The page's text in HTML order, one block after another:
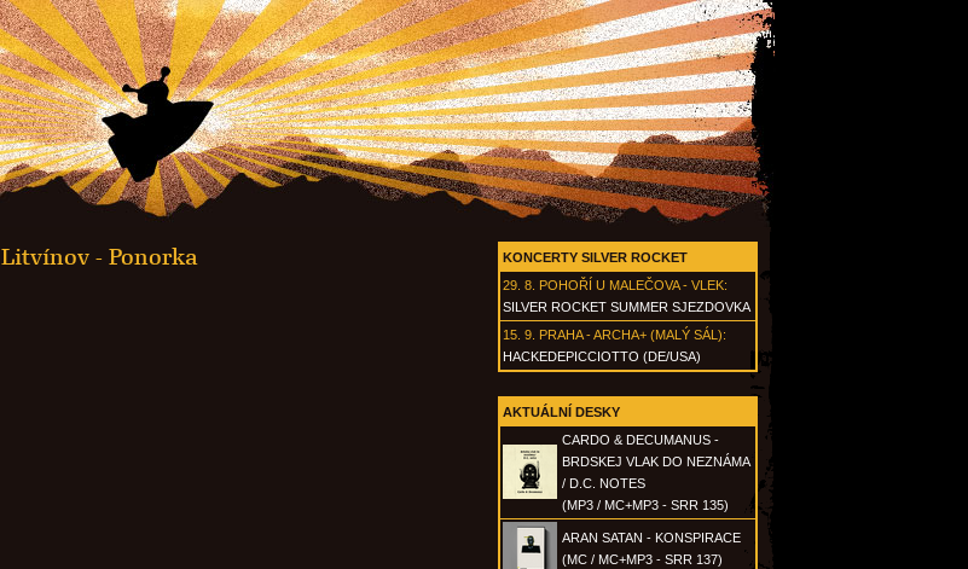
KONCERTY SILVER ROCKET
29. 8. POHOŘÍ U MALEČOVA - VLEK:
SILVER ROCKET SUMMER SJEZDOVKA
15. 9. PRAHA - ARCHA+ (MALÝ SÁL):
HACKEDEPICCIOTTO (DE/USA)
AKTUÁLNÍ DESKY
CARDO & DECUMANUS -
BRDSKEJ VLAK DO NEZNÁMA
/ D.C. NOTES
(MP3 / MC+MP3 - SRR 135)
ARAN SATAN - KONSPIRACE
(MC / MC+MP3 - SRR 137)
Litvínov - Ponorka